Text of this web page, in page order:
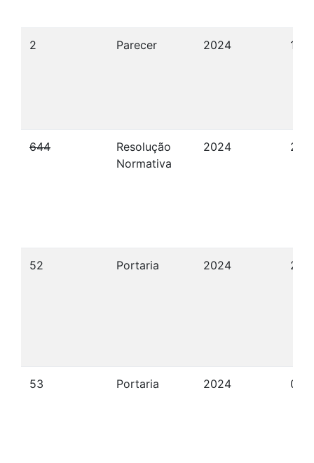
2 Parecer 2024 19/
644
Resolução
Normativa
2024 26/
52 Portaria 2024 27/
53 Portaria 2024 02/